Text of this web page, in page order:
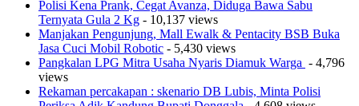
Polisi Kena Prank, Cegat Avanza, Diduga Bawa Sabu
Ternyata Gula 2 Kg - 10,137 views
Manjakan Pengunjung, Mall Ewalk & Pentacity BSB Buka
Jasa Cuci Mobil Robotic - 5,430 views
Pangkalan LPG Mitra Usaha Nyaris Diamuk Warga - 4,796
views
Rekaman percakapan : skenario DB Lubis, Minta Polisi